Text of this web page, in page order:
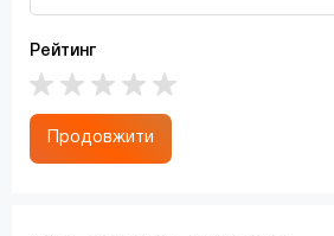
Рейтинг
Продовжити